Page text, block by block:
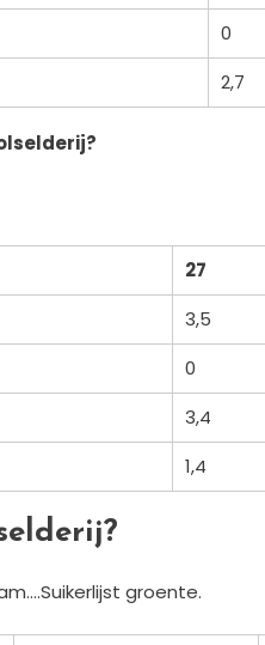
0
2,7
27
3,5
0
3,4
1,4
groente.